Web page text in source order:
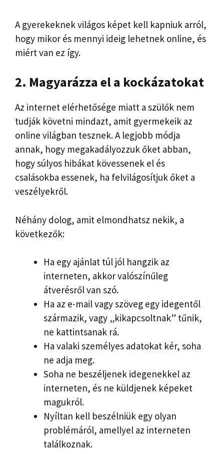
A gyerekeknek világos képet kell kapniuk arról,
hogy mikor és mennyi ideig lehetnek online, és
miért van ez így.
2. Magyarázza el a kockázatokat
Az internet elérhetősége miatt a szülők nem
tudják követni mindazt, amit gyermekeik az
online világban tesznek. A legjobb módja
annak, hogy megakadályozzuk őket abban,
hogy súlyos hibákat kövessenek el és
csalásokba essenek, ha felvilágosítjuk őket a
veszélyekről.
Néhány dolog, amit elmondhatsz nekik, a
következők:
Ha egy ajánlat túl jól hangzik az
interneten, akkor valószínűleg
átverésről van szó.
Ha az e-mail vagy szöveg egy idegentől
származik, vagy „kikapcsoltnak” tűnik,
ne kattintsanak rá.
Ha valaki személyes adatokat kér, soha
ne adja meg.
Soha ne beszéljenek idegenekkel az
interneten, és ne küldjenek képeket
magukról.
Nyíltan kell beszélniük egy olyan
problémáról, amellyel az interneten
találkoznak.